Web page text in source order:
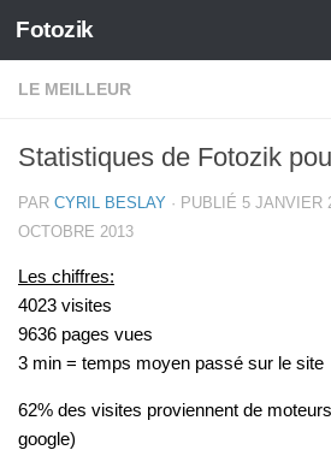
Skip to content
Fotozik
LE MEILLEUR
Statistiques de Fotozik
PAR CYRIL BESLAY · PUBLIÉ 5 JANVIER
OCTOBRE 2013
Les chiffres:
4023 visites
9636 pages vues
3 min = temps moyen passé sur le site
62% des visites proviennent de
google)